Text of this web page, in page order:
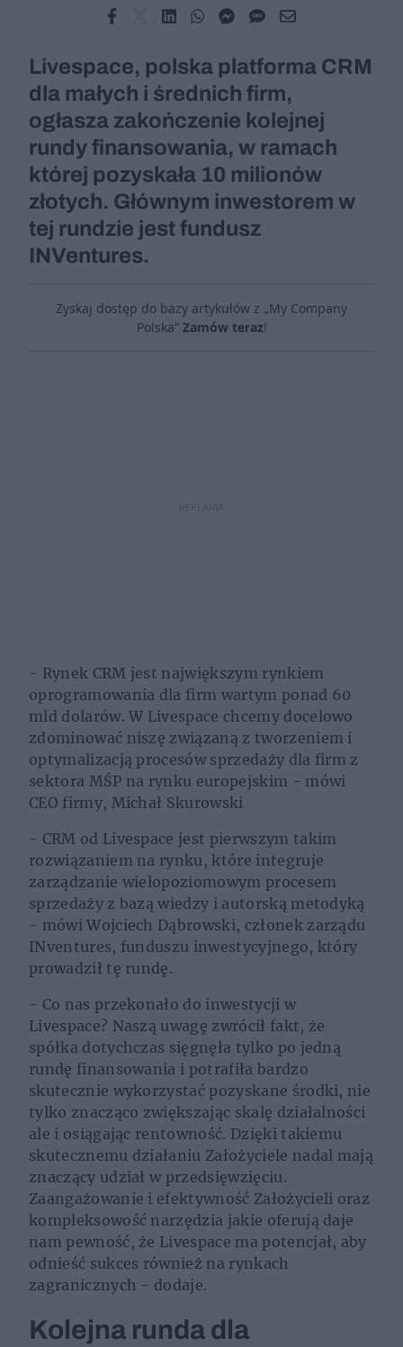
Livespace, polska platforma CRM
dla małych i średnich firm,
ogłasza zakończenie kolejnej
rundy finansowania, w ramach
której pozyskała 10 milionów
złotych. Głównym inwestorem w
tej rundzie jest fundusz
INVentures.
Zyskaj dostęp do bazy artykułów z „My Company
Polska” Zamów teraz!
REKLAMA
- Rynek CRM jest największym rynkiem
oprogramowania dla firm wartym ponad 60
mld dolarów. W Livespace chcemy docelowo
zdominować niszę związaną z tworzeniem i
optymalizacją procesów sprzedaży dla firm z
sektora MŚP na rynku europejskim - mówi
CEO firmy, Michał Skurowski
- CRM od Livespace jest pierwszym takim
rozwiązaniem na rynku, które integruje
zarządzanie wielopoziomowym procesem
sprzedaży z bazą wiedzy i autorską metodyką
- mówi Wojciech Dąbrowski, członek zarządu
INventures, funduszu inwestycyjnego, który
prowadził tę rundę.
- Co nas przekonało do inwestycji w
Livespace? Naszą uwagę zwrócił fakt, że
spółka dotychczas sięgnęła tylko po jedną
rundę finansowania i potrafiła bardzo
skutecznie wykorzystać pozyskane środki, nie
tylko znacząco zwiększając skalę działalności
ale i osiągając rentowność. Dzięki takiemu
skutecznemu działaniu Założyciele nadal mają
znaczący udział w przedsięwzięciu.
Zaangażowanie i efektywność Założycieli oraz
kompleksowość narzędzia jakie oferują daje
nam pewność, że Livespace ma potencjał, aby
odnieść sukces również na rynkach
zagranicznych - dodaje.
Kolejna runda dla